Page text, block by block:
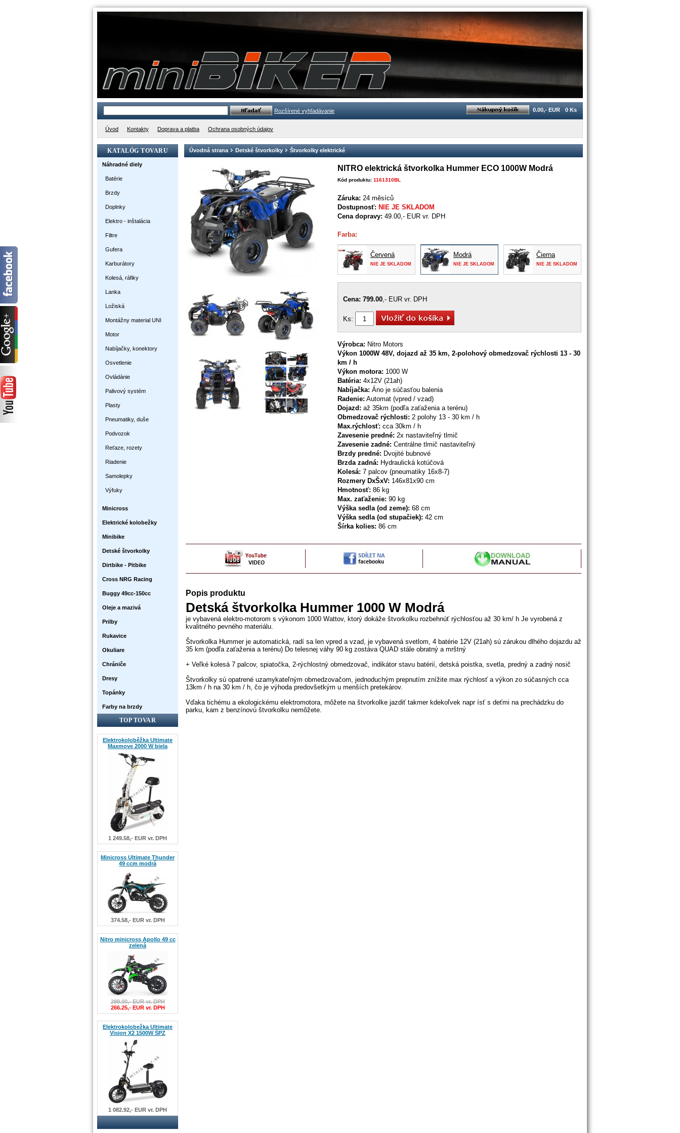
Rozšírené vyhľadávanie 0.00,- EUR 0 Ks
Úvod Kontakty Doprava a platba Ochrana osobných údajov
KATALÓG TOVARU
Náhradné diely
Batérie
Brzdy
Doplnky
Elektro - inštalácia
Filtre
Gufera
Karburátory
Kolesá, ráfiky
Lanka
Ložiská
Montážny material UNI
Motor
Nabíjačky, konektory
Osvetlenie
Ovládánie
Palivový systém
Plasty
Pneumatiky, duše
Podvozok
Reťaze, rozety
Riadenie
Samolepky
Výfuky
Minicross
Elektrické kolobežky
Minibike
Detské štvorkolky
Dirtbike - Pitbike
Cross NRG Racing
Buggy 49cc-150cc
Oleje a mazivá
Prilby
Rukavice
Okuliare
Chrániče
Dresy
Topánky
Farby na brzdy
TOP TOVAR
Elektrokoloběžka Ultimate
Maxmove 2000 W biela
1 249.58,- EUR vr. DPH
Minicross Ultimate Thunder
49 ccm modrá
374.58,- EUR vr. DPH
Nitro minicross Apollo 49 cc
zelená
299.00,- EUR vr. DPH
266.25,- EUR vr. DPH
Elektrokolobežka Ultimate
Vision X2 1500W ŠPZ
1 082.92,- EUR vr. DPH
Úvodná strana Detské štvorkolky Štvorkolky elektrické
NITRO elektrická štvorkolka Hummer ECO 1000W Modrá
Kód produktu: 1161310BL
Záruka: 24 měsíců
Dostupnosť: NIE JE SKLADOM
Cena dopravy: 49.00,- EUR vr. DPH
Farba:
Červená
NIE JE SKLADOM
Modrá
NIE JE SKLADOM
Čierna
NIE JE SKLADOM
Cena: 799.00,- EUR vr. DPH
Ks:
Výrobca: Nitro Motors
Výkon 1000W 48V, dojazd až 35 km, 2-polohový obmedzovač rýchlosti 13 - 30
km / h
Výkon motora: 1000 W
Batéria: 4x12V (21ah)
Nabíjačka: Áno je súčasťou balenia
Radenie: Automat (vpred / vzad)
Dojazd : až 35km (podľa zaťaženia a terénu)
Obmedzovač rýchlosti: 2 polohy 13 - 30 km / h
Max.rýchlosť: cca 30km / h
Zavesenie predné: 2x nastaviteľný tlmič
Zavesenie zadné: Centrálne tlmič nastaviteľný
Brzdy predné: Dvojité bubnové
Brzda zadná: Hydraulická kotúčová
Kolesá: 7 palcov (pneumatiky 16x8-7)
Rozmery DxŠxV: 146x81x90 cm
Hmotnosť: 86 kg
Max. zaťaženie: 90 kg
Výška sedla (od zeme): 68 cm
Výška sedla (od stupačiek): 42 cm
Šírka kolies: 86 cm
Popis produktu
Detská štvorkolka Hummer 1000 W Modrá
je vybavená elektro-motorom s výkonom 1000 Wattov, ktorý dokáže štvorkolku rozbehnúť rýchlosťou až 30 km/ h Je vyrobená z
kvalitného pevného materiálu.
Štvorkolka Hummer je automatická, radí sa len vpred a vzad, je vybavená svetlom, 4 batérie 12V (21ah) sú zárukou dlhého dojazdu až
35 km (podľa zaťaženia a terénu) Do telesnej váhy 90 kg zostáva QUAD stále obratný a mrštný
+ Veľké kolesá 7 palcov, spiatočka, 2-rýchlostný obmedzovač, indikátor stavu batérií, detská poistka, svetla, predný a zadný nosič
Štvorkolky sú opatrené uzamykateľným obmedzovačom, jednoduchým prepnutím znížite max rýchlosť a výkon zo súčasných cca
13km / h na 30 km / h, čo je výhoda predovšetkým u menších pretekárov.
Vďaka tichému a ekologickému elektromotora, môžete na štvorkolke jazdiť takmer kdekoľvek napr ísť s deťmi na prechádzku do
parku, kam z benzínovú štvorkolku nemôžete.